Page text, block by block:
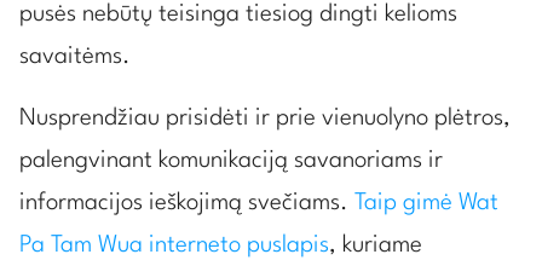
pusės nebūtų teisinga tiesiog dingti kelioms
savaitėms.
Nusprendžiau prisidėti ir prie vienuolyno plėtros,
palengvinant komunikaciją savanoriams ir
informacijos ieškojimą svečiams. Taip gimė Wat
Pa Tam Wua interneto puslapis, kuriame